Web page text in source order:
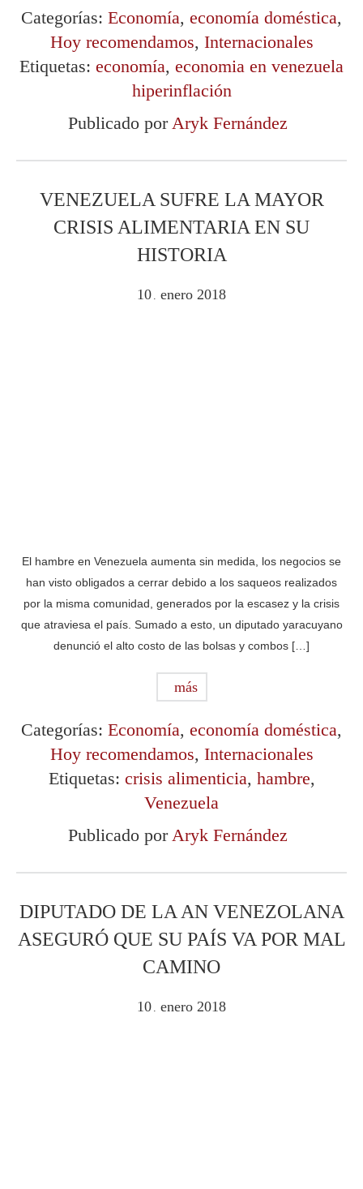
Categorías: Economía, economía doméstica,
Hoy recomendamos, Internacionales
Etiquetas: economía, economia en venezuela
hiperinflación
Publicado porAryk Fernández
VENEZUELA SUFRE LA MAYOR
CRISIS ALIMENTARIA EN SU
HISTORIA
10 . enero 2018
El hambre en Venezuela aumenta sin medida, los negocios se
han visto obligados a cerrar debido a los saqueos realizados
por la misma comunidad, generados por la escasez y la crisis
que atraviesa el país. Sumado a esto, un diputado yaracuyano
denunció el alto costo de las bolsas y combos […]
más
Categorías: Economía, economía doméstica,
Hoy recomendamos, Internacionales
Etiquetas: crisis alimenticia, hambre,
Venezuela
Publicado por Aryk Fernández
DIPUTADO DE LA AN VENEZOLANA
ASEGURÓ QUE SU PAÍS VA POR MAL
CAMINO
10 enero 2018